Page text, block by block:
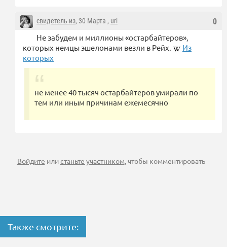
0
свидетель из, 30 Марта , url
Не забудем и миллионы «остарбайтеров»,
которых немцы эшелонами везли в Рейх.
Из
которых
не менее 40 тысяч остарбайтеров умирали по
тем или иным причинам ежемесячно
Войдите илистаньте участником, чтобы комментировать
Также смотрите: